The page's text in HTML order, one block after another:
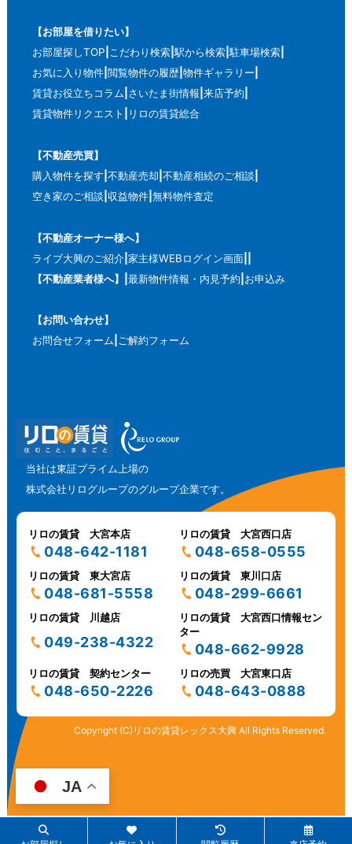
【お部屋を借りたい】
お部屋探しTOP こだわり検索 駅から検索 駐車場検索
お気に入り物件 閲覧物件の履歴 物件ギャラリー
賃貸お役立ちコラム さいたま街情報 来店予約
賃貸物件リクエスト
リロの賃貸総合
【不動産売買】
購入物件を探す 不動産売却 不動産相続のご相談
空き家のご相談 収益物件 無料物件査定
【不動産オーナー様へ】
ライブ大興のご紹介 家主様WEBログイン画面
【不動産業者様へ】
最新物件情報・内見予約 お申込み
【お問い合わせ】
お問合せフォーム ご解約フォーム
当社は東証プライム上場の
株式会社リログループのグループ企業です。
リロの賃貸 大宮本店
048-642-1181
リロの賃貸 大宮西口店
048-658-0555
リロの賃貸 東大宮店
048-681-5558
リロの賃貸 東川口店
048-299-6661
リロの賃貸 川越店
049-238-4322
リロの賃貸 大宮西口情報セン
ター
048-662-9928
リロの賃貸 契約センター
048-650-2226
リロの売買 大宮東口店
048-643-0888
Copyright (C)リロの賃貸レックス大興 All Rights Reserved.
JA